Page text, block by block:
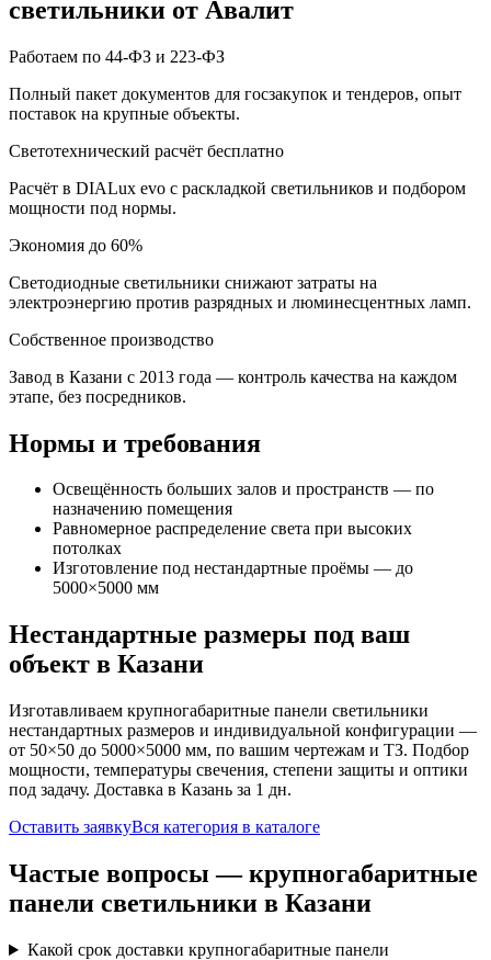
светильники от Авалит
Работаем по 44-ФЗ и 223-ФЗ
Полный пакет документов для госзакупок и тендеров, опыт
поставок на крупные объекты.
Светотехнический расчёт бесплатно
Расчёт в DIALux evo с раскладкой светильников и подбором
мощности под нормы.
Экономия до 60%
Светодиодные светильники снижают затраты на
электроэнергию против разрядных и люминесцентных ламп.
Собственное производство
Завод в Казани с 2013 года — контроль качества на каждом
этапе, без посредников.
Нормы и требования
Освещённость больших залов и пространств — по
назначению помещения
Равномерное распределение света при высоких
потолках
Изготовление под нестандартные проёмы — до
5000×5000 мм
Нестандартные размеры под ваш
объект в Казани
Изготавливаем крупногабаритные панели светильники
нестандартных размеров и индивидуальной конфигурации —
от 50×50 до 5000×5000 мм, по вашим чертежам и ТЗ. Подбор
мощности, температуры свечения, степени защиты и оптики
под задачу. Доставка в Казань за 1 дн.
Оставить заявкуВся категория в каталоге
Частые вопросы —крупногабаритные
панели светильники в Казани
Какой срок доставки крупногабаритные панели